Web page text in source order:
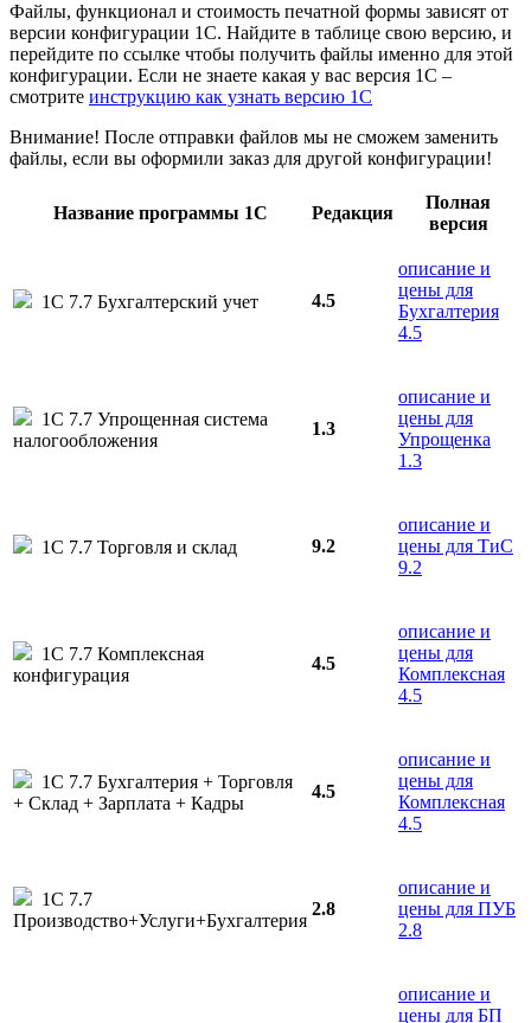
Файлы, функционал и стоимость печатной формы зависят от
версии конфигурации 1С. Найдите в таблице свою версию, и
перейдите по ссылке чтобы получить файлы именно для этой
конфигурации. Если не знаете какая у вас версия 1С –
смотрите инструкцию как узнать версию 1С
Внимание! После отправки файлов мы не сможем заменить
файлы, если вы оформили заказ для другой конфигурации!
Название программы 1С Редакция
Полная
версия
1С 7.7 Бухгалтерский учет 4.5
описание и
цены для
Бухгалтерия
4.5
1С 7.7 Упрощенная система
налогообложения
1.3
описание и
цены для
Упрощенка
1.3
1С 7.7 Торговля и склад 9.2
описание и
цены для ТиС
9.2
1С 7.7 Комплексная
конфигурация
4.5
описание и
цены для
Комплексная
4.5
1С 7.7 Бухгалтерия + Торговля
+ Склад + Зарплата + Кадры
4.5
описание и
цены для
Комплексная
4.5
1С 7.7
Производство+Услуги+Бухгалтерия
2.8
описание и
цены для ПУБ
2.8
описание и
цены для БП